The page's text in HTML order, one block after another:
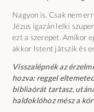
Nagyon is. Csak nem
Jézus igazán lelki
ezt a szerepet. Amikor
akkor Istent játszik és
Visszalépnék az
hozva: reggel
bibliaórát tartasz,
haldoklóhoz mész a